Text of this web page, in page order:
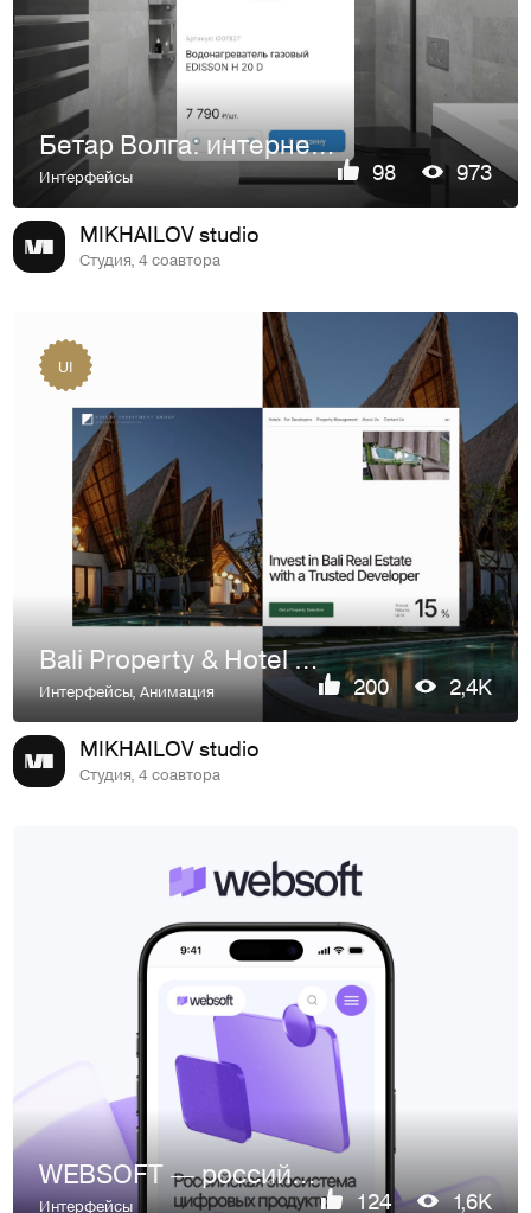
Бетар Волга: интернет-магазин для поставщика сантехники
Интерфейсы 98 973
MIKHAILOV studio
Студия, 4 соавтора
UI
Bali Property & Hotel Investment
Интерфейсы,Анимация 200 2,4K
MIKHAILOV studio
Студия, 4 соавтора
WEBSOFT — российская экосистема цифровых продуктов для HR
Интерфейсы 124 1,6K